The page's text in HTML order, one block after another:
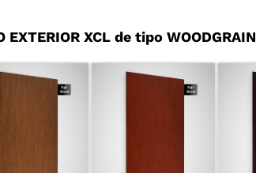
XCL de tipo WOODGRAIN